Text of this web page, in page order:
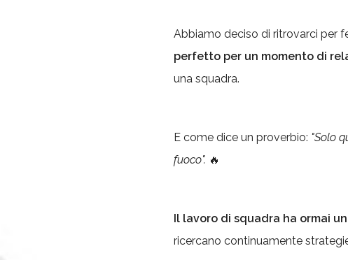
Abbiamo deciso di ritrovarci per
perfetto per un momento di
una squadra.
E come dice un proverbio: "Solo
fuoco". 🔥
Il lavoro di squadra ha ormai
ricercano continuamente